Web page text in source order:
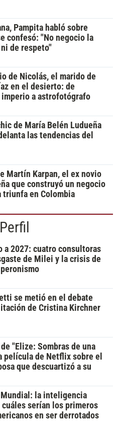
Pampita habló sobre
confesó: "No negocio la
de respeto"
de Nicolás, el marido de
en el desierto: de
imperio a astrofotógrafo
de María Belén Ludueña
las tendencias del
Martín Karpan, el ex novio
que construyó un negocio
triunfa en Colombia
a 2027: cuatro consultoras
de Milei y la crisis de
se metió en el debate
de Cristina Kirchner
"Elize: Sombras de una
película de Netflix sobre el
que descuartizó a su
Mundial: la inteligencia
serían los primeros
en ser derrotados